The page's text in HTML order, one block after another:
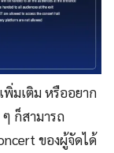
มเติม หรืออยาก
ก็สามารถ
ของผู้จัดได้